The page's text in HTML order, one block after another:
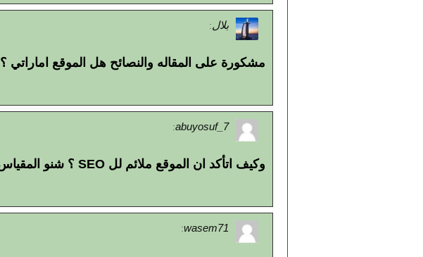
بلال:
مشكورة على المقاله والنصائح هل الموقع اماراتي ؟
7_abuyosuf
:
وكيف اتأكد ان الموقع ملائم لل SEO ؟ شنو المقياس
wasem71
: